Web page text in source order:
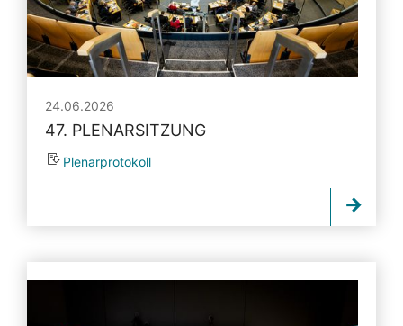
24.06.2026
47. PLENARSITZUNG
Plenarprotokoll